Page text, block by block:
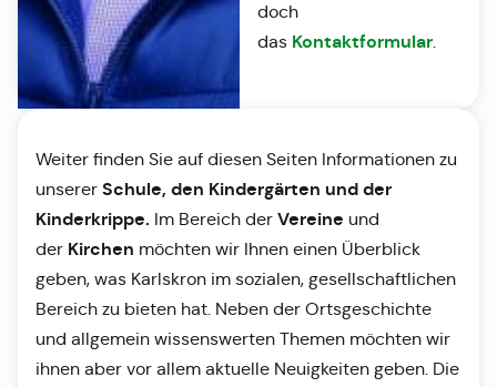
doch
das Kontaktformular.
Weiter finden Sie auf diesen Seiten Informationen zu
unserer Schule, den Kindergärten und der
Kinderkrippe. Im Bereich der Vereine und
der Kirchen möchten wir Ihnen einen Überblick
geben, was Karlskron im sozialen, gesellschaftlichen
Bereich zu bieten hat. Neben der Ortsgeschichte
und allgemein wissenswerten Themen möchten wir
ihnen aber vor allem aktuelle Neuigkeiten geben. Die